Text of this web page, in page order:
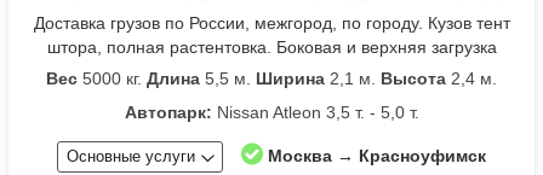
Доставка грузов по России, межгород, по городу. Кузов тент
штора, полная растентовка. Боковая и верхняя загрузка
Вес 5000 кг. Длина 5,5 м. Ширина 2,1 м. Высота 2,4 м.
Автопарк: Nissan Atleon 3,5 т. - 5,0 т.
Основные услуги Москва → Красноуфимск